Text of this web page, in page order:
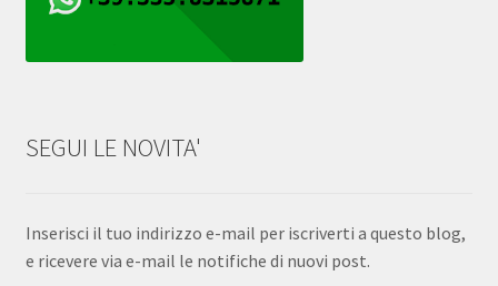
SEGUI LE NOVITA'
Inserisci il tuo indirizzo e-mail per iscriverti a questo blog,
e ricevere via e-mail le notifiche di nuovi post.